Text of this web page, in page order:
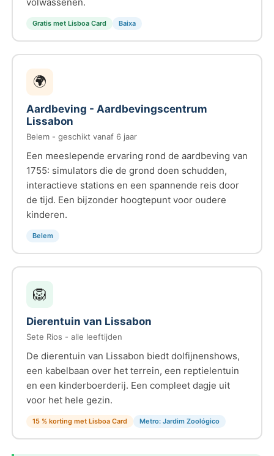
Gratis met Lisboa Card Baixa
🌍
Aardbeving - Aardbevingscentrum
Lissabon
Belem - geschikt vanaf 6 jaar
Een meeslepende ervaring rond de aardbeving van
1755: simulators die de grond doen schudden,
interactieve stations en een spannende reis door
de tijd. Een bijzonder hoogtepunt voor oudere
kinderen.
Belem
🦁
Dierentuin van Lissabon
Sete Rios - alle leeftijden
De dierentuin van Lissabon biedt dolfijnenshows,
een kabelbaan over het terrein, een reptielentuin
en een kinderboerderij. Een compleet dagje uit
voor het hele gezin.
15 % korting met Lisboa Card Metro: Jardim Zoológico